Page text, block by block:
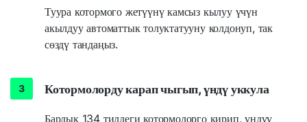
Туура котормого жетүүнү камсыз кылуу үчүн
акылдуу автоматтык толуктатууну колдонуп, так
сөздү тандаңыз.
Котормолорду карап чыгып, үндү уккула
Бардык 134 тилдеги котормолорго кирип, үндүү